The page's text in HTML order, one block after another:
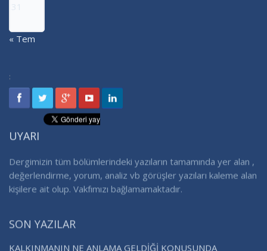
31
« Tem
:
UYARI
Dergimizin tüm bölümlerindeki yazıların tamamında yer alan ,
değerlendirme, yorum, analiz vb görüşler yazıları kaleme alan
kişilere ait olup. Vakfımızı bağlamamaktadır.
SON YAZILAR